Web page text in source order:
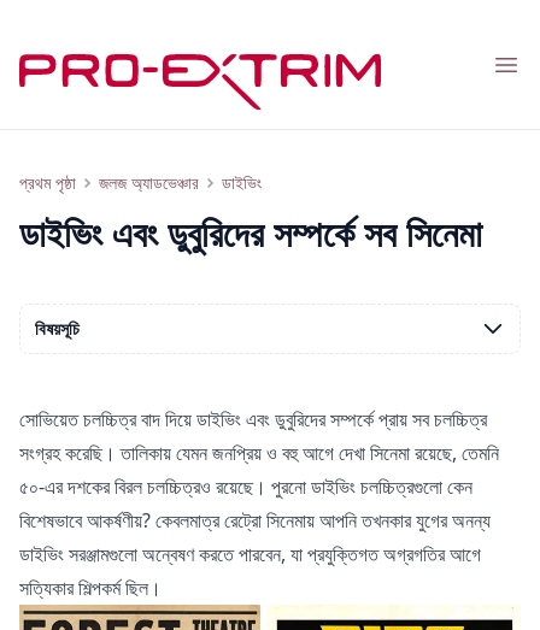
প্রথম পৃষ্ঠা জলজ অ্যাডভেঞ্চার ডাইভিং
ডাইভিং এবং ডুবুরিদের সম্পর্কে সব সিনেমা
ডাইভিং এবং ডুবুরিদের সম্পর্কে সব সিনেমা
সোভিয়েত চলচ্চিত্র বাদ দিয়ে ডাইভিং এবং ডুবুরিদের সম্পর্কে প্রায় সব চলচ্চিত্র
সংগ্রহ করেছি। তালিকায় যেমন জনপ্রিয় ও বহু আগে দেখা সিনেমা রয়েছে, তেমনি
৫০-এর দশকের বিরল চলচ্চিত্রও রয়েছে। পুরনো ডাইভিং চলচ্চিত্রগুলো কেন
বিশেষভাবে আকর্ষণীয়? কেবলমাত্র রেট্রো সিনেমায় আপনি তখনকার যুগের অনন্য
ডাইভিং সরঞ্জামগুলো অন্বেষণ করতে পারবেন, যা প্রযুক্তিগত অগ্রগতির আগে
সত্যিকার শিল্পকর্ম ছিল।
বিষয়সূচি